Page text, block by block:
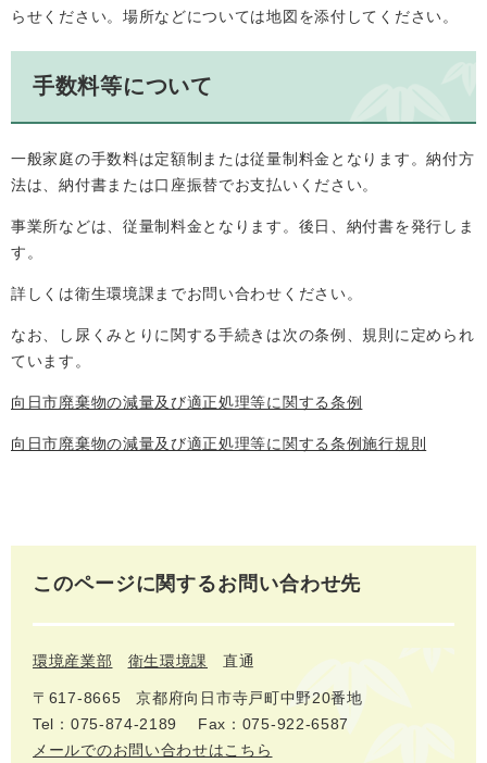
らせください。場所などについては地図を添付してください。
手数料等について
一般家庭の手数料は定額制または従量制料金となります。納付方
法は、納付書または口座振替でお支払いください。
事業所などは、従量制料金となります。後日、納付書を発行しま
す。
詳しくは衛生環境課までお問い合わせください。
なお、し尿くみとりに関する手続きは次の条例、規則に定められ
ています。
向日市廃棄物の減量及び適正処理等に関する条例
向日市廃棄物の減量及び適正処理等に関する条例施行規則
このページに関するお問い合わせ先
環境産業部 衛生環境課 直通
〒617‐8665
京都府向日市寺戸町中野20番地
Tel：075-874-2189
Fax：075-922-6587
メールでのお問い合わせはこちら